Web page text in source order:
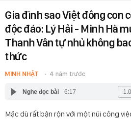
Gia đình sao Việt đông con
độc đáo: Lý Hải - Minh Hà
Thanh Vân tự nhủ không
thức
MINH NHẬT 4 năm trước
Nghe đọc bài 6:17
Mặc dù rất bận rộn với một núi công